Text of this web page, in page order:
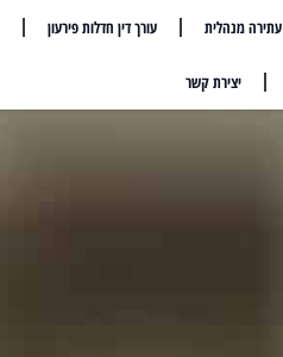
עתירה מנהלית עורך דין חדלות פירעון
יצירת קשר